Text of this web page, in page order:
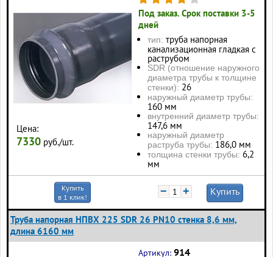
Цена:
7330 руб./шт.
Под заказ. Срок поставки 3-5
дней
тип: труба напорная
канализационная гладкая с
раструбом
SDR (отношение наружного
диаметра трубы к толщине
стенки): 26
наружный диаметр трубы:
160 мм
внутренний диаметр трубы:
147,6 мм
наружный диаметр
раструба трубы: 186,0 мм
толщина стенки трубы: 6,2
мм
Купить
в 1 клик!
− + Купить
Труба напорная НПВХ 225 SDR 26 PN10 стенка 8,6 мм,
длина 6160 мм
Артикул: 914